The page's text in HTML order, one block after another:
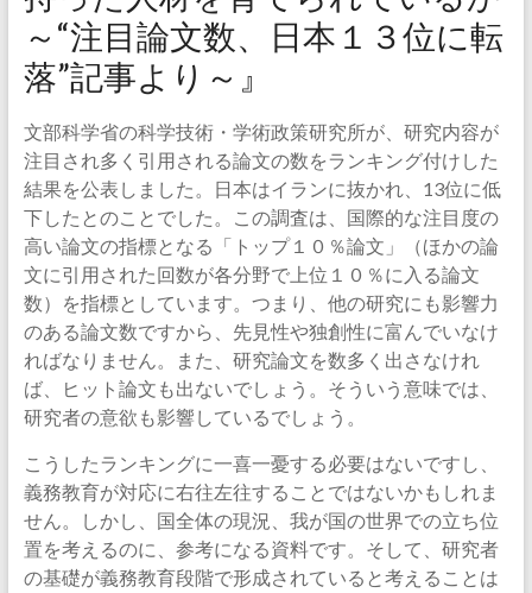
～“注目論文数、日本１３位に転
落”記事より～』
文部科学省の科学技術・学術政策研究所が、研究内容が
注目され多く引用される論文の数をランキング付けした
結果を公表しました。日本はイランに抜かれ、13位に低
下したとのことでした。この調査は、国際的な注目度の
高い論文の指標となる「トップ１０％論文」（ほかの論
文に引用された回数が各分野で上位１０％に入る論文
数）を指標としています。つまり、他の研究にも影響力
のある論文数ですから、先見性や独創性に富んでいなけ
ればなりません。また、研究論文を数多く出さなけれ
ば、ヒット論文も出ないでしょう。そういう意味では、
研究者の意欲も影響しているでしょう。
こうしたランキングに一喜一憂する必要はないですし、
義務教育が対応に右往左往することではないかもしれま
せん。しかし、国全体の現況、我が国の世界での立ち位
置を考えるのに、参考になる資料です。そして、研究者
の基礎が義務教育段階で形成されていると考えることは